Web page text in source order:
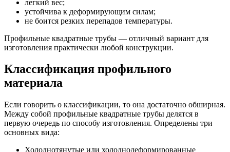
легкий вес;
устойчива к деформирующим силам;
не боится резких перепадов температуры.
Профильные квадратные трубы — отличный вариант для
изготовления практически любой конструкции.
Классификация профильного
материала
Если говорить о классификации, то она достаточно обширная.
Между собой профильные квадратные трубы делятся в
первую очередь по способу изготовления. Определены три
основных вида:
Холоднотянутые или холоднодеформированные